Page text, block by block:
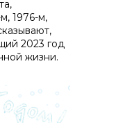
1976-м,
2023 год
жизни.